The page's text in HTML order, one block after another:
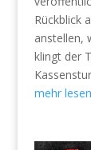
Rückblick
anstellen,
klingt der
mehr lesen